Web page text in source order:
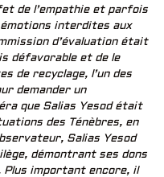
de l’empathie et parfois
émotions interdites aux
d’évaluation était
défavorable et de le
de recyclage, l’un des
demander un
que Salias Yesod était
des Ténèbres, en
Salias Yesod
démontrant ses dons
important encore, il